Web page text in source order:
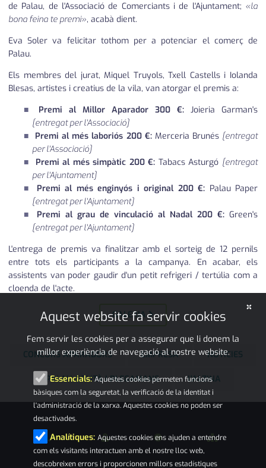
de Palau, de l'Associació de Comerciants i de l'Ajuntament; «la
bona feina te premi», acabà dient.
Eva Soler va felicitar tothom per a potenciar el comerç de
Palau.
Els membres del jurat, Miquel Truyols, Txell Castells i Iolanda
Blesas, artistes i creatius de la vila, van atorgar el premis a:
Premi al Millor Aparador 300 €: Joieria Garman's
[entregat per l'Associació]
Premi al més laboriós 200 €:Merceria Brunés [entregat
per l'Associació]
Premi al més simpàtic 200 €: Tabacs Asturgó [entregat
per l'Ajuntament]
Premi al més enginyós i original 200 €: Palau Paper
[entregat per l'Ajuntament]
Premi al grau de vinculació al Nadal 200 €: Green's
[entregat per l'Ajuntament]
L'entrega de premis va finalitzar amb el sorteig de 12 pernils
entre tots els participants a la campanya. En acabar, els
assistents van poder gaudir d'un petit refrigeri / tertúlia com a
cloenda de l'acte.
GALERIA
CONCURS APARADORS EMPRESA NOTÍCIES
PALAU-SOLITÀ I PLEGAMANS L'ALZINA
×
Aquest website fa servir cookies
Fem servir les cookies per a assegurar que li donem la
millor experiència de navegació al nostre website.
Essencials: Aquestes cookies permeten funcions
bàsiques com la seguretat, la verificació de la identitat i
l'administració de la xarxa. Aquestes cookies no poden ser
desactivades.
Analítiques: Aquestes cookies ens ajuden a entendre
com els visitants interactuen amb el nostre lloc web,
descobreixen errors i proporcionen millors estadístiques